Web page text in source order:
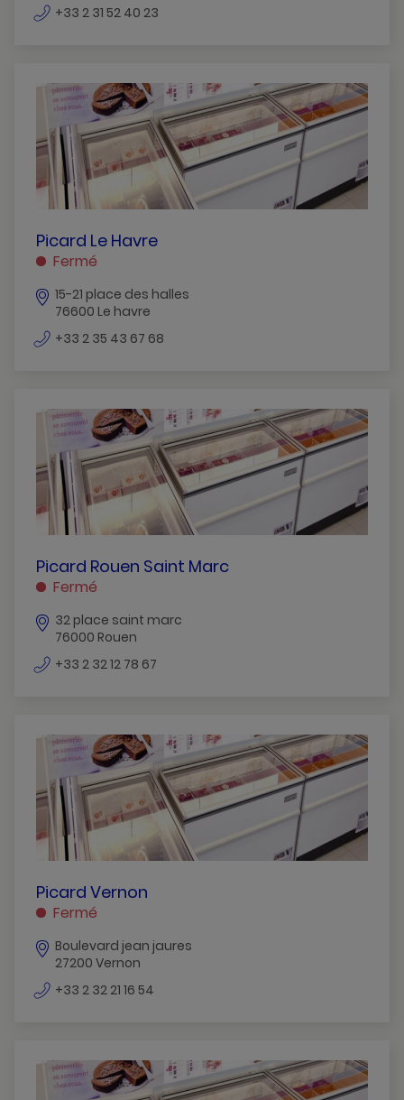
+33 2 31 52 40 23
PICARD
LE
LE
HAVRE
Picard Le Havre
Fermé
15-21 place des halles
76600 Le havre
+33 2 35 43 67 68
PICARD
ROUEN
MARC
ROUEN
Picard Rouen Saint Marc
Fermé
32 place saint marc
76000 Rouen
+33 2 32 12 78 67
PICARD
VERNON
Picard Vernon
Fermé
Boulevard jean jaures
27200 Vernon
+33 2 32 21 16 54